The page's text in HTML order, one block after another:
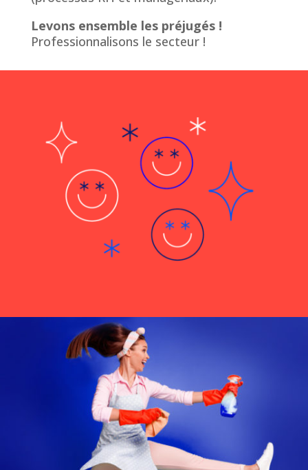
Levons ensemble les préjugés !
Professionnalisons le secteur !